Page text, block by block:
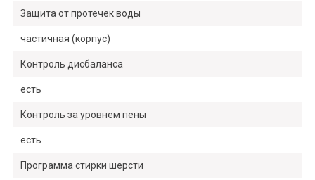
Защита от протечек воды
частичная (корпус)
Контроль дисбаланса
есть
Контроль за уровнем пены
есть
Программа стирки шерсти